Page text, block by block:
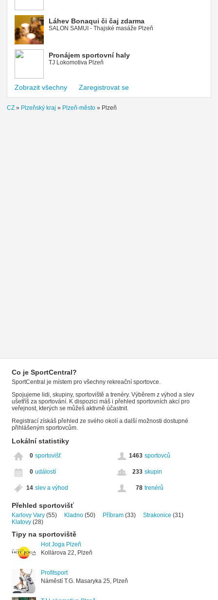
Láhev Bonaqui či čaj zdarma
SALON SAMUI - Thajské masáže Plzeň
Pronájem sportovní haly
TJ Lokomotiva Plzeň
Zobrazit všechny Zaregistrovat se
CZ » Plzeňský kraj » Plzeň-město » Plzeň
Co je SportCentral?
SportCentral je místem pro všechny rekreační sportovce.
Spojujeme lidi, skupiny, sportoviště a trenéry. Výběrem z výhod a slev
ušetříš za sportování. K dispozici máš i přehled sportovních akcí pro
veřejnost, kterých se můžeš aktivně účastnit.
Registrací získáš přehled ze svého okolí a další možnosti dostupné
přihlášeným sportovcům.
Lokální statistiky
0 sportovišť 1463 sportovců
0 událostí 233 skupin
14 slev a výhod 78 trenérů
Přehled sportovišť
Karlovy Vary (55) Kladno (50) Příbram (33) Strakonice (31)
Klatovy (28)
Tipy na sportoviště
Hot Joga Plzeň
Kollárova 22, Plzeň
Profitsport
Náměstí T.G. Masaryka 25, Plzeň